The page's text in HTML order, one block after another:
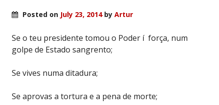
Posted on July 23, 2014by Artur
Se o teu presidente tomou o Poder í força, num
golpe de Estado sangrento;
Se vives numa ditadura;
Se aprovas a tortura e a pena de morte;